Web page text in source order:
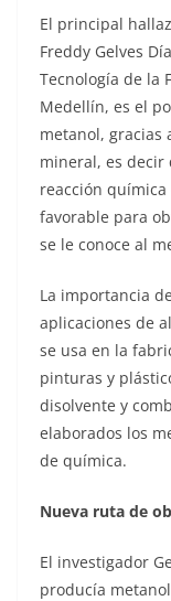
El principal
Freddy Gelves
Tecnología de la
Medellín, es el
metanol, gracias
mineral, es decir
reacción
favorable para
se le conoce al
La importancia
aplicaciones de
se usa en la
pinturas y
disolvente y
elaborados los
de química.
Nueva ruta de
El investigador
producía